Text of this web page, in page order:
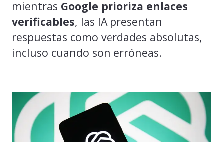
mientras Google prioriza enlaces
verificables, las IA presentan
respuestas como verdades absolutas,
incluso cuando son erróneas.